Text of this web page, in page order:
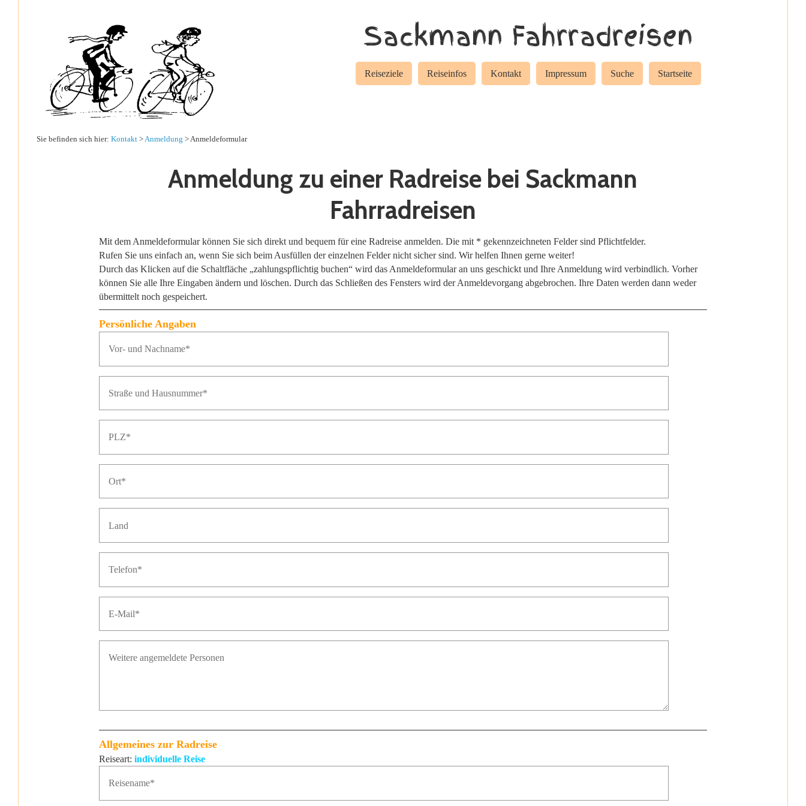
Sackmann Fahrradreisen
Reiseziele Reiseinfos Kontakt Impressum Suche Startseite
Sie befinden sich hier: Kontakt >Anmeldung > Anmeldeformular
Anmeldung zu einer Radreise bei Sackmann
Fahrradreisen
Mit dem Anmeldeformular können Sie sich direkt und bequem für eine Radreise anmelden. Die mit * gekennzeichneten Felder sind Pflichtfelder.
Rufen Sie uns einfach an, wenn Sie sich beim Ausfüllen der einzelnen Felder nicht sicher sind. Wir helfen Ihnen gerne weiter!
Durch das Klicken auf die Schaltfläche „zahlungspflichtig buchen“ wird das Anmeldeformular an uns geschickt und Ihre Anmeldung wird verbindlich. Vorher
können Sie alle Ihre Eingaben ändern und löschen. Durch das Schließen des Fensters wird der Anmeldevorgang abgebrochen. Ihre Daten werden dann weder
übermittelt noch gespeichert.
Persönliche Angaben
Allgemeines zur Radreise
Reiseart:individuelle Reise